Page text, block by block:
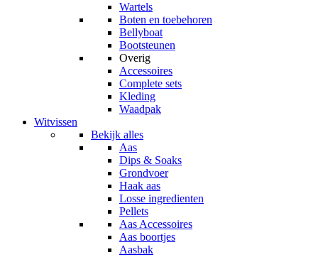
Wartels
Boten en toebehoren
Bellyboat
Bootsteunen
Overig
Accessoires
Complete sets
Kleding
Waadpak
Witvissen
Bekijk alles
Aas
Dips & Soaks
Grondvoer
Haak aas
Losse ingredienten
Pellets
Aas Accessoires
Aas boortjes
Aasbak